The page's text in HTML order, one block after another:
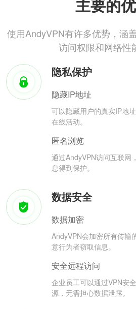
主要的
使用AndyVPN有许多优势，涵
访问权限和网络性
隐私保护
隐藏IP地址
可以隐藏用户的真实IP地
在线活动。
匿名浏览
通过AndyVPN访问互联网
息得到保护。
数据安全
数据加密
AndyVPN会加密所有传输
意行为者窃取信息。
安全远程访问
企业员工可以通过VPN安
源，无需担心数据泄露。